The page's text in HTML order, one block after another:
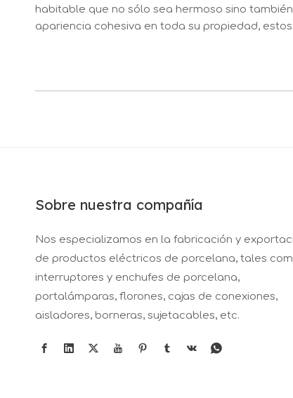
habitable que no sólo sea hermoso sino
apariencia cohesiva en toda su propiedad,
Sobre nuestra compañía
Nos especializamos en la fabricación y
de productos eléctricos de porcelana, tales
interruptores y enchufes de porcelana,
portalámparas, florones, cajas de conexiones,
aisladores, borneras, sujetacables, etc.